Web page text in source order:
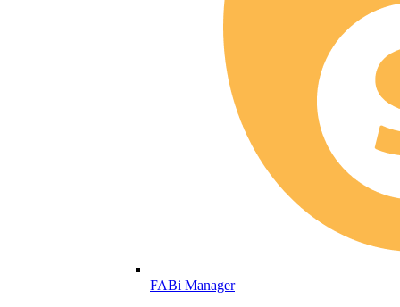
FABi Manager